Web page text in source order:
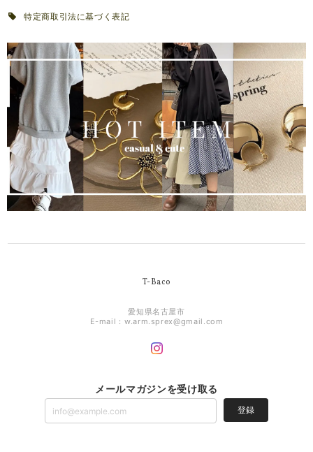
特定商取引法に基づく表記
T-Baco
愛知県名古屋市
E-mail：w.arm.sprex@gmail.com
メールマガジンを受け取る
登録